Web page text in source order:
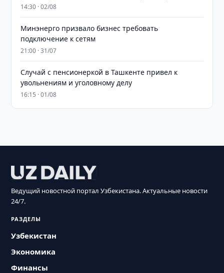
14:30 · 02/08
Минэнерго призвало бизнес требовать
подключение к сетям
21:00 · 31/07
Случай с пенсионеркой в Ташкенте привел к
увольнениям и уголовному делу
16:15 · 01/08
Ведущий новостной портал Узбекистана. Актуальные новости
24/7.
РАЗДЕЛЫ
Узбекистан
Экономика
Финансы